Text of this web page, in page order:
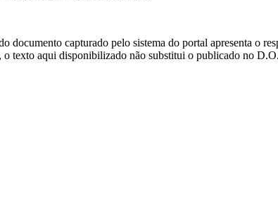
documento capturado pelo sistema do portal apresenta
o texto aqui disponibilizado não substitui o publicado no